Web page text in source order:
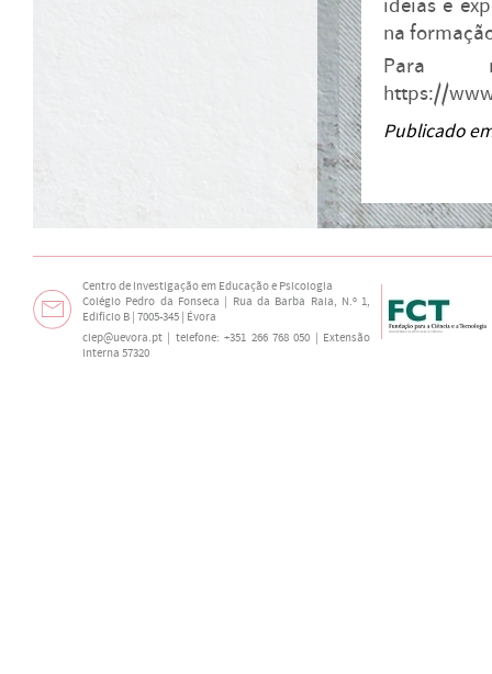
ideias e
na
Para
https://
Publicado
Centro de Investigação em Educação e Psicologia
Colégio Pedro da Fonseca | Rua da Barba Rala, N.º 1,
Edifício B | 7005-345 | Évora
ciep@uevora.pt | telefone: +351 266 768 050 | Extensão
interna 57320